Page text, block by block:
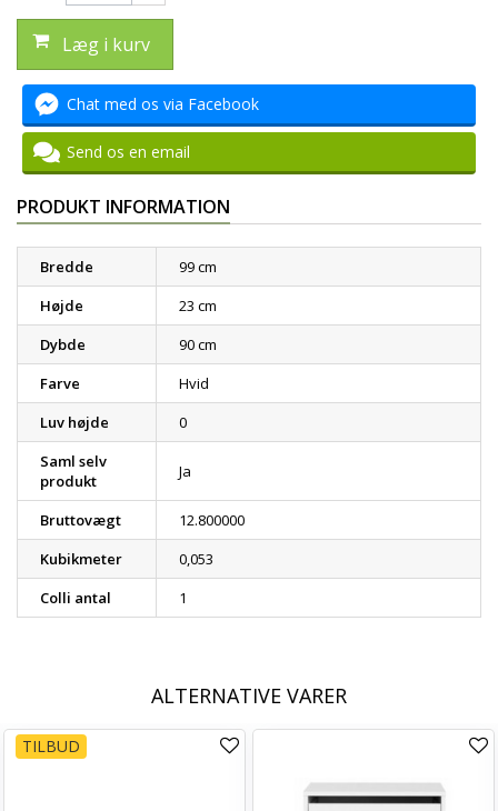
Læg i kurv
Chat med os via Facebook
Send os en email
PRODUKT INFORMATION
Bredde
99 cm
Højde
23 cm
Dybde
90 cm
Farve
Hvid
Luv højde
0
Saml selv
produkt
Ja
Bruttovægt
12.800000
Kubikmeter
0,053
Colli antal
1
ALTERNATIVE VARER
TILBUD